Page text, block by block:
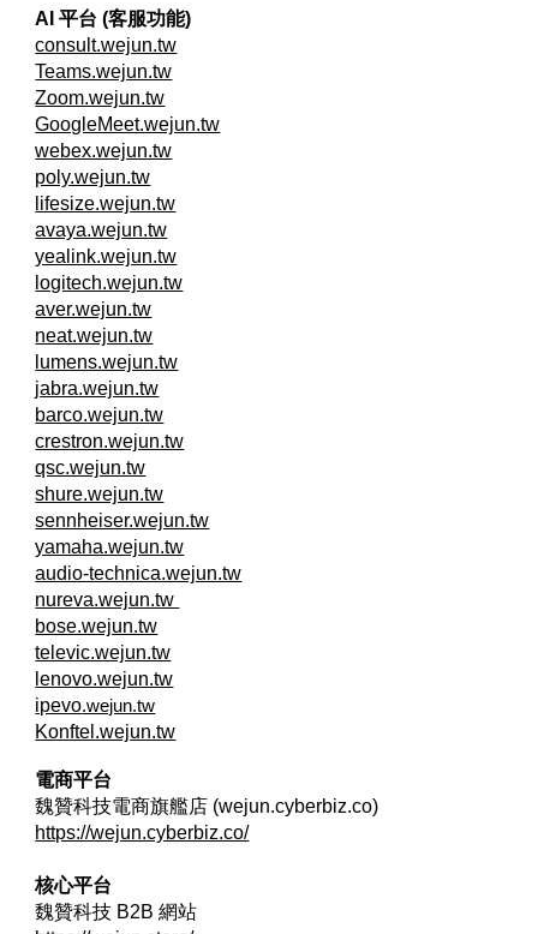
AI 平台 (客服功能)
consult.wejun.tw
Teams.wejun.tw
Zoom.wejun.tw
GoogleMeet.wejun.tw
webex.wejun.tw
poly.wejun.tw
lifesize.wejun.tw
avaya.wejun.tw
yealink.wejun.tw
logitech.wejun.tw
aver.wejun.tw
neat.wejun.tw
lumens.wejun.tw
jabra.wejun.tw
barco.wejun.tw
crestron.wejun.tw
qsc.wejun.tw
shure.wejun.tw
sennheiser.wejun.tw
yamaha.wejun.tw
audio-technica.wejun.tw
nureva.wejun.tw
bose.wejun.tw
televic.wejun.tw
lenovo.wejun.tw
ipevo.wejun.tw
Konftel.wejun.tw
電商平台
魏贊科技電商旗艦店 (wejun.cyberbiz.co)
https://wejun.cyberbiz.co/
核心平台
魏贊科技 B2B網站